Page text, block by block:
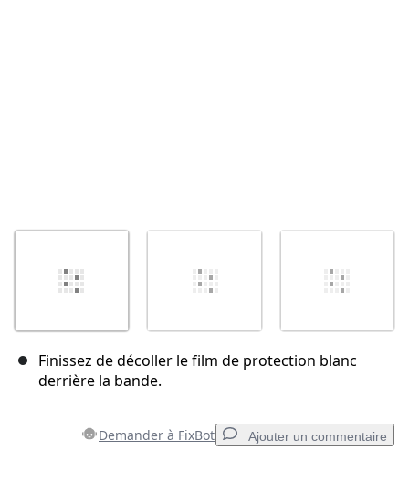
Finissez de décoller le film de protection blanc
derrière la bande.
Demander à FixBot Ajouter un commentaire